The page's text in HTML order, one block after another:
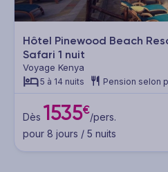
Hôtel Pinewood Beach
Safari 1 nuit
Voyage Kenya
5 à 14 nuits Pension selon
Dès 1535€/pers.
pour 8 jours / 5 nuits